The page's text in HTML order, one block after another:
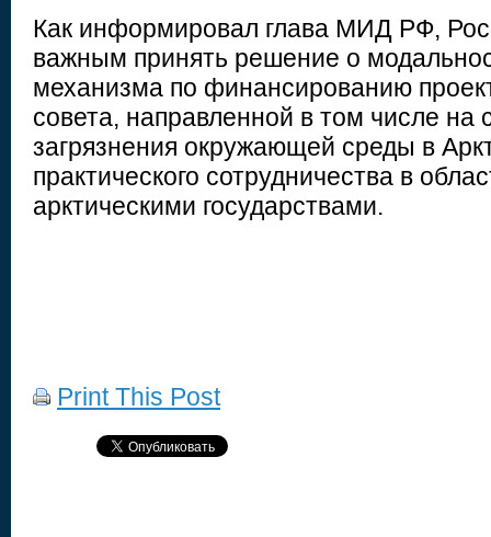
Как информировал глава МИД РФ,
важным принять решение о
механизма по финансированию
совета, направленной в том числе на
загрязнения окружающей среды в
практического сотрудничества в
арктическими государствами.
Print This Post